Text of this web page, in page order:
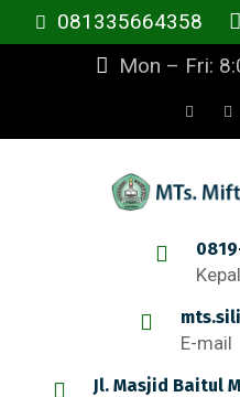
081335664358
Mon – Fri:
E-mail
Jl. Masjid Baitul